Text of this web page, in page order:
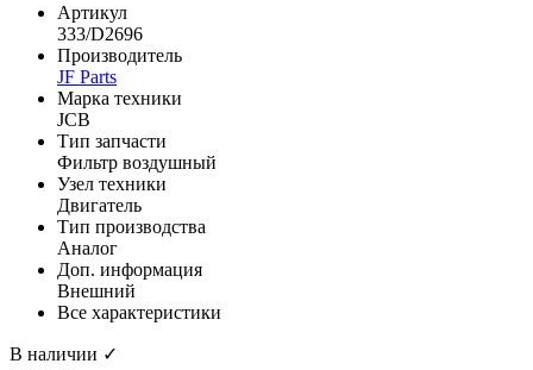
Артикул
333/D2696
Производитель
JF Parts
Марка техники
JCB
Тип запчасти
Фильтр воздушный
Узел техники
Двигатель
Тип производства
Аналог
Доп. информация
Внешний
Все характеристики
В наличии ✓